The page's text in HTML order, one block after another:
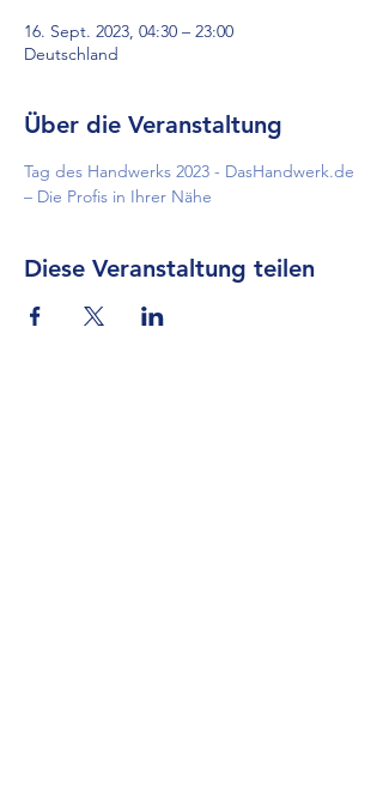
16. Sept. 2023, 04:30 – 23:00
Deutschland
Über die Veranstaltung
Tag des Handwerks 2023 - DasHandwerk.de
– Die Profis in Ihrer Nähe
Diese Veranstaltung teilen